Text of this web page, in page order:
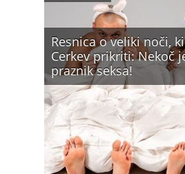
Resnica o veliki noči,
Cerkev prikriti: Nekoč
praznik seksa!